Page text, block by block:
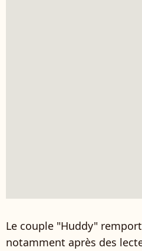
Le couple "Huddy"
notamment après des